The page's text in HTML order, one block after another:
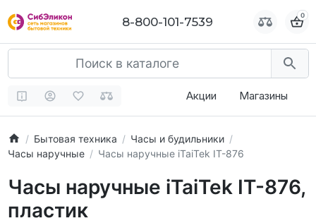
8-800-101-7539 0
Акции Магазины
Бытовая техника
Часы и будильники
Часы наручные
Часы наручные iTaiTek IT-876
Часы наручные iTaiTek IT-876,
пластик
8-800-101-7539 0